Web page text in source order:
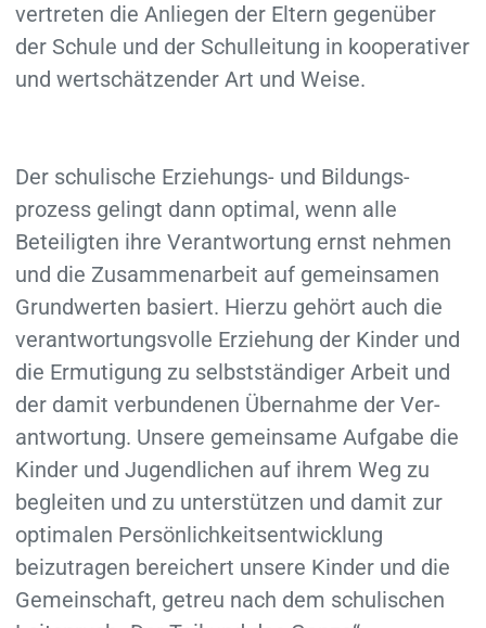
vertreten die Anliegen der Eltern gegenüber
der Schule und der Schul­leitung in kooperativer
und wert­schätzender Art und Weise.
Der schulische Erziehungs- und Bildungs­
prozess gelingt dann optimal, wenn alle
Beteiligten ihre Verant­wortung ernst nehmen
und die Zusammen­arbeit auf gemeinsamen
Grundwerten basiert. Hierzu gehört auch die
ver­antwortungs­volle Erziehung der Kinder und
die Ermutigung zu selbst­ständiger Arbeit und
der damit verbundenen Übernahme der Ver­
antwortung. Unsere gemeinsame Aufgabe die
Kinder und Jugend­lichen auf ihrem Weg zu
begleiten und zu unterstützen und damit zur
optimalen Persönlich­keits­entwicklung
beizutragen bereichert unsere Kinder und die
Gemein­schaft, getreu nach dem schulischen